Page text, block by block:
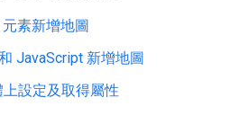
元素新增地圖
JavaScript 新增地圖
設定及取得屬性